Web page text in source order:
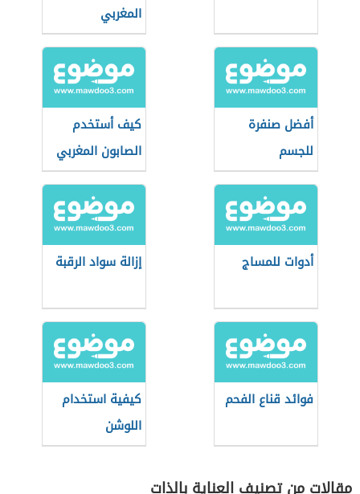
المغربي
أفضل صنفرة
للجسم
كيف أستخدم
الصابون المغربي
أدوات للمساج إزالة سواد الرقبة
فوائد قناع الفحم
كيفية استخدام
اللوشن